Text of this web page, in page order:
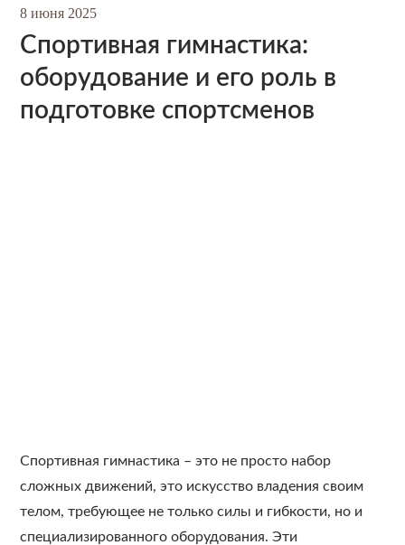
8 июня 2025
Спортивная гимнастика:
оборудование и его роль в
подготовке спортсменов
Спортивная гимнастика – это не просто набор
сложных движений, это искусство владения своим
телом, требующее не только силы и гибкости, но и
специализированного оборудования. Эти